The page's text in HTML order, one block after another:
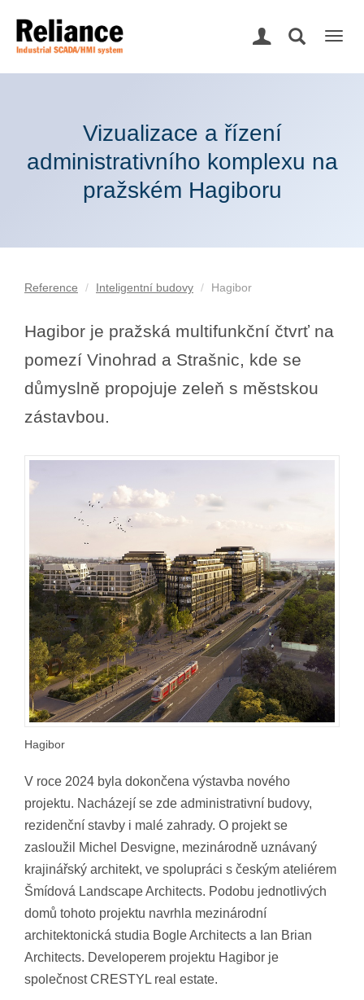
Vizualizace a řízení
administrativního komplexu na
pražském Hagiboru
Reference Inteligentní budovy Hagibor
Hagibor je pražská multifunkční čtvrť na
pomezí Vinohrad a Strašnic, kde se
důmyslně propojuje zeleň s městskou
zástavbou.
Hagibor
V roce 2024 byla dokončena výstavba nového
projektu. Nacházejí se zde administrativní budovy,
rezidenční stavby i malé zahrady. O projekt se
zasloužil Michel Desvigne, mezinárodně uznávaný
krajinářský architekt, ve spolupráci s českým ateliérem
Šmídová Landscape Architects. Podobu jednotlivých
domů tohoto projektu navrhla mezinárodní
architektonická studia Bogle Architects a Ian Brian
Architects. Developerem projektu Hagibor je
společnost CRESTYL real estate.